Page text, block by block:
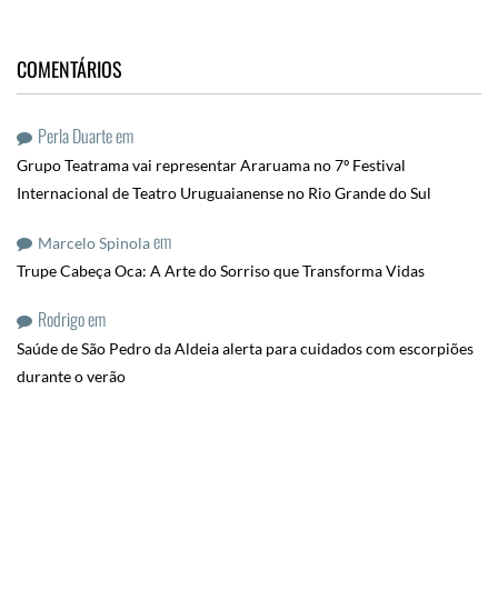
COMENTÁRIOS
Perla Duarteem
Grupo Teatrama vai representar Araruama no 7º Festival
Internacional de Teatro Uruguaianense no Rio Grande do Sul
Marcelo Spinolaem
Trupe Cabeça Oca: A Arte do Sorriso que Transforma Vidas
Rodrigoem
Saúde de São Pedro da Aldeia alerta para cuidados com escorpiões
durante o verão